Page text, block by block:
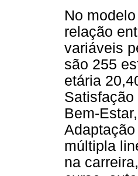
No
relação
variáveis
são 255
etária
Bem-
múltipla
na